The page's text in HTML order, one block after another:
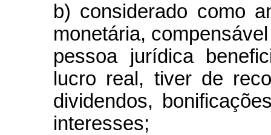
b) considerado como
monetária,
pessoa jurídica
lucro real, tiver de
dividendos,
interesses;